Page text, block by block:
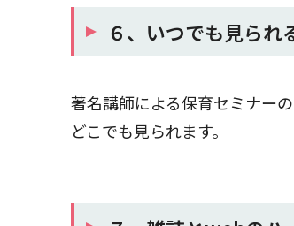
６、いつでも見られ
著名講師による保育セミナーの
どこでも見られます。